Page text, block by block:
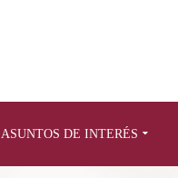
ASUNTOS DE INTERÉS